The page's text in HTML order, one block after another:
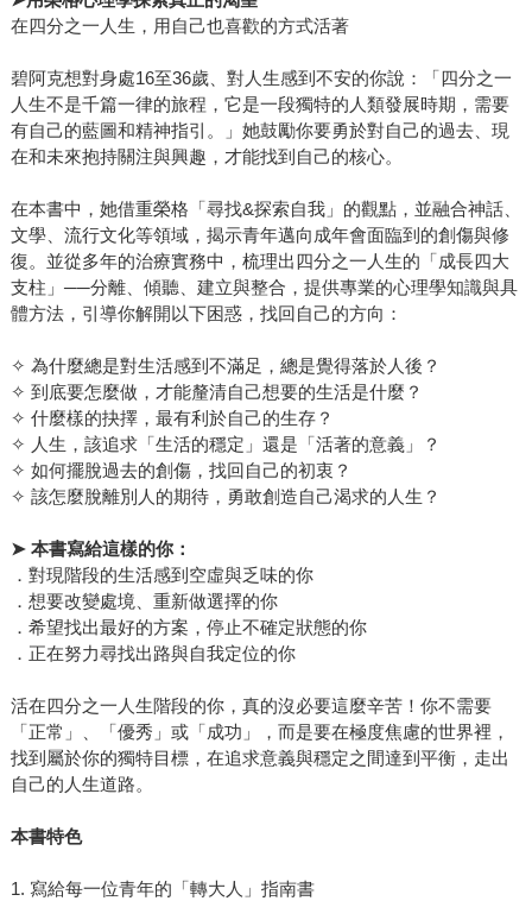
在四分之一人生，用自己也喜歡的方式活著
碧阿克想對身處16至36歲、對人生感到不安的你說：「四分之一
人生不是千篇一律的旅程，它是一段獨特的人類發展時期，需要
有自己的藍圖和精神指引。」她鼓勵你要勇於對自己的過去、現
在和未來抱持關注與興趣，才能找到自己的核心。
在本書中，她借重榮格「尋找&探索自我」的觀點，並融合神話、
文學、流行文化等領域，揭示青年邁向成年會面臨到的創傷與修
復。並從多年的治療實務中，梳理出四分之一人生的「成長四大
支柱」──分離、傾聽、建立與整合，提供專業的心理學知識與具
體方法，引導你解開以下困惑，找回自己的方向：
✧ 為什麼總是對生活感到不滿足，總是覺得落於人後？
✧ 到底要怎麼做，才能釐清自己想要的生活是什麼？
✧ 什麼樣的抉擇，最有利於自己的生存？
✧ 人生，該追求「生活的穩定」還是「活著的意義」？
✧ 如何擺脫過去的創傷，找回自己的初衷？
✧ 該怎麼脫離別人的期待，勇敢創造自己渴求的人生？
➤本書寫給這樣的你：
．對現階段的生活感到空虛與乏味的你
．想要改變處境、重新做選擇的你
．希望找出最好的方案，停止不確定狀態的你
．正在努力尋找出路與自我定位的你
活在四分之一人生階段的你，真的沒必要這麼辛苦！你不需要
「正常」、「優秀」或「成功」，而是要在極度焦慮的世界裡，
找到屬於你的獨特目標，在追求意義與穩定之間達到平衡，走出
自己的人生道路。
本書特色
1. 寫給每一位青年的「轉大人」指南書